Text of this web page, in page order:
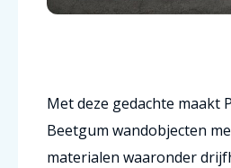
Met deze gedachte maakt
Beetgum wandobjecten
materialen waaronder